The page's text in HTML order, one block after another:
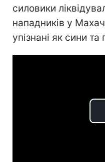
силовики
нападників у
упізнані як сини